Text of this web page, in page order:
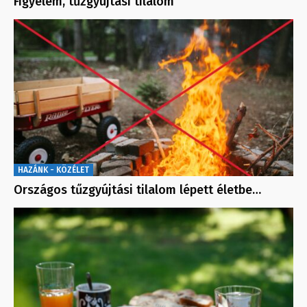
HAZÁNK - KÖZÉLET
Országos tűzgyújtási tilalom lépett életbe…